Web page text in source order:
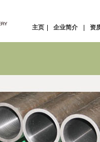
主页 企业简介 资